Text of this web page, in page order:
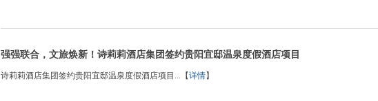
强强联合，文旅焕新！诗莉莉酒店集团签约贵阳宜邸温泉度假酒店项目
诗莉莉酒店集团签约贵阳宜邸温泉度假酒店项目...【详情】